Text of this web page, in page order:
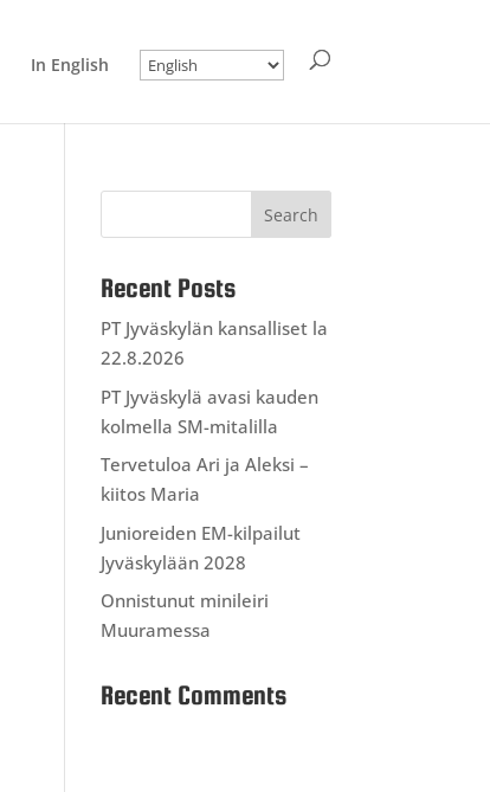
In English
Recent Posts
PT Jyväskylän kansalliset la
22.8.2026
PT Jyväskylä avasi kauden
kolmella SM-mitalilla
Tervetuloa Ari ja Aleksi –
kiitos Maria
Junioreiden EM-kilpailut
Jyväskylään 2028
Onnistunut minileiri
Muuramessa
Recent Comments